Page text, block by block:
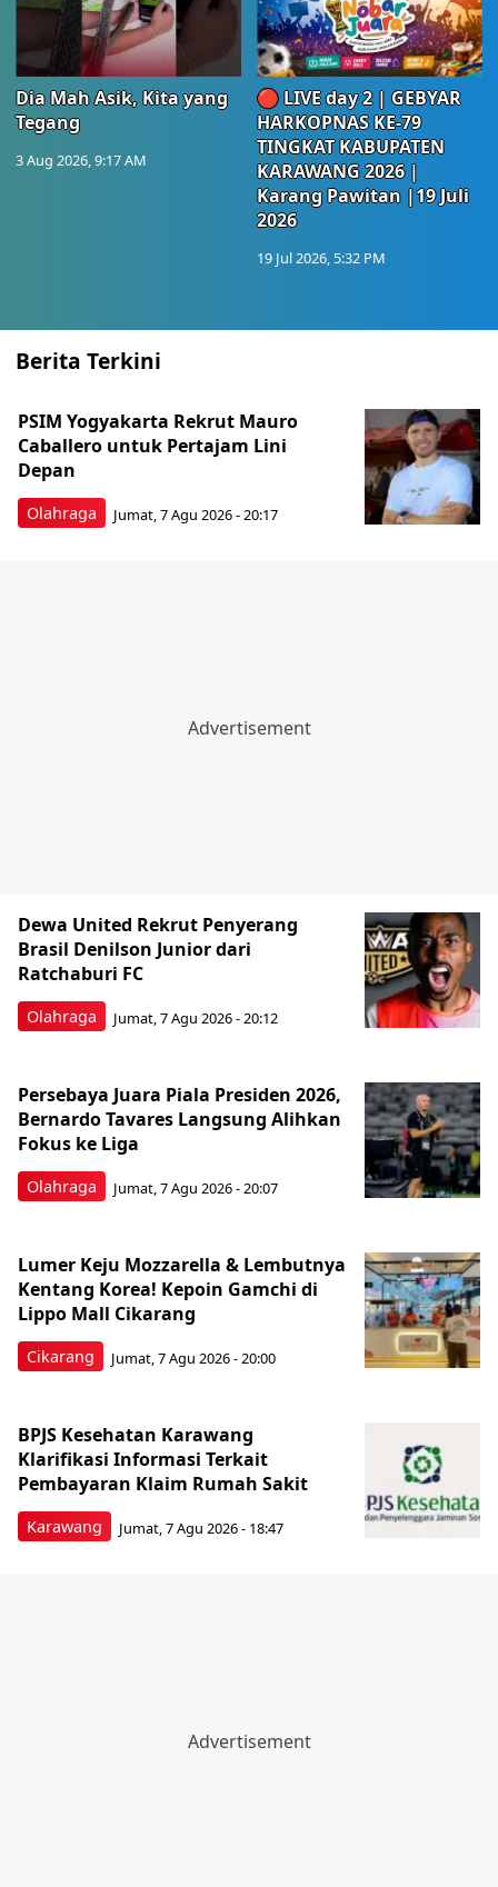
Dia Mah Asik, Kita yang
Tegang
3 Aug 2026, 9:17 AM
🔴 LIVE day 2 | GEBYAR
HARKOPNAS KE-79
TINGKAT KABUPATEN
KARAWANG 2026 |
Karang Pawitan |19 Juli
2026
19 Jul 2026, 5:32 PM
Berita Terkini
Olahraga
PSIM Yogyakarta Rekrut Mauro
Caballero untuk Pertajam Lini
Depan
Jumat, 7 Agu 2026 - 20:17
Olahraga
Dewa United Rekrut Penyerang
Brasil Denilson Junior dari
Ratchaburi FC
Jumat, 7 Agu 2026 - 20:12
Olahraga
Persebaya Juara Piala Presiden 2026,
Bernardo Tavares Langsung Alihkan
Fokus ke Liga
Jumat, 7 Agu 2026 - 20:07
Cikarang
Lumer Keju Mozzarella & Lembutnya
Kentang Korea! Kepoin Gamchi di
Lippo Mall Cikarang
Jumat, 7 Agu 2026 - 20:00
Karawang
BPJS Kesehatan Karawang
Klarifikasi Informasi Terkait
Pembayaran Klaim Rumah Sakit
Jumat, 7 Agu 2026 - 18:47